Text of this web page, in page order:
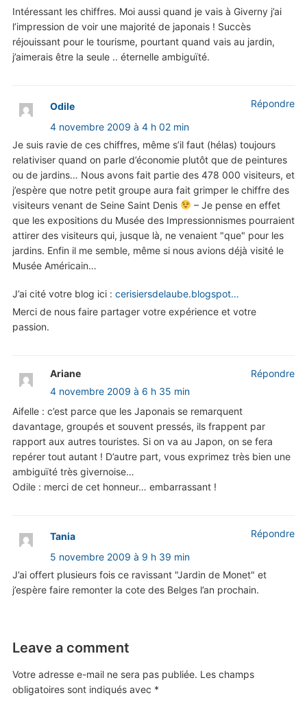
Intéressant les chiffres. Moi aussi quand je vais à Giverny j’ai
l’impression de voir une majorité de japonais ! Succès
réjouissant pour le tourisme, pourtant quand vais au jardin,
j’aimerais être la seule .. éternelle ambiguïté.
Odile
4 novembre 2009 à 4 h 02 min
Je suis ravie de ces chiffres, même s’il faut (hélas) toujours
relativiser quand on parle d’économie plutôt que de peintures
ou de jardins… Nous avons fait partie des 478 000 visiteurs, et
j’espère que notre petit groupe aura fait grimper le chiffre des
visiteurs venant de Seine Saint Denis
– Je pense en effet
que les expositions du Musée des Impressionnismes pourraient
attirer des visiteurs qui, jusque là, ne venaient "que" pour les
jardins. Enfin il me semble, même si nous avions déjà visité le
Musée Américain…
J’ai cité votre blog ici : cerisiersdelaube.blogspot…
Merci de nous faire partager votre expérience et votre
passion.
Répondre
Ariane
4 novembre 2009 à 6 h 35 min
Aifelle : c’est parce que les Japonais se remarquent
davantage, groupés et souvent pressés, ils frappent par
rapport aux autres touristes. Si on va au Japon, on se fera
repérer tout autant ! D’autre part, vous exprimez très bien une
ambiguïté très givernoise…
Odile : merci de cet honneur… embarrassant !
Répondre
Tania
5 novembre 2009 à 9 h 39 min
J’ai offert plusieurs fois ce ravissant "Jardin de Monet" et
j’espère faire remonter la cote des Belges l’an prochain.
Répondre
Leave a comment
Votre adresse e-mail ne sera pas publiée. Les champs
obligatoires sont indiqués avec *